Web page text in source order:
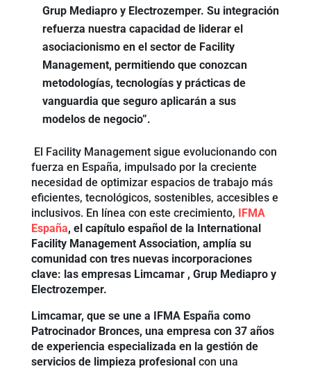
Grup Mediapro y Electrozemper. Su integración
refuerza nuestra capacidad de liderar el
asociacionismo en el sector de Facility
Management, permitiendo que conozcan
metodologías, tecnologías y prácticas de
vanguardia que seguro aplicarán a sus
modelos de negocio”.
El Facility Management sigue evolucionando con
fuerza en España, impulsado por la creciente
necesidad de optimizar espacios de trabajo más
eficientes, tecnológicos, sostenibles, accesibles e
inclusivos. En línea con este crecimiento, IFMA
España, el capítulo español de la International
Facility Management Association, amplía su
comunidad con tres nuevas incorporaciones
clave: las empresas Limcamar , Grup Mediapro y
Electrozemper.
Limcamar, que se une a IFMA España como
Patrocinador Bronces, una empresa con 37 años
de experiencia especializada en la gestión de
servicios de limpieza profesionalcon una